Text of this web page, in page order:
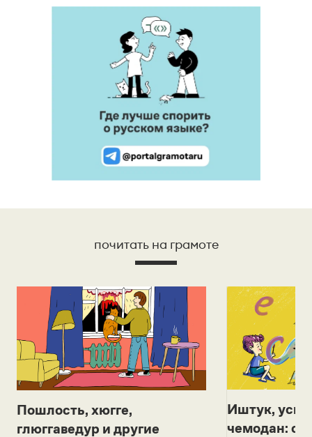
почитать на грамоте
Пошлость, хюгге,
глюггаведур и другие
Иштук,
чемодан: